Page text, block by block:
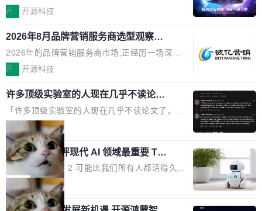
舰供电方案
继2026台北电脑展首度亮相后，技嘉科技近日正
电源专为发烧级DIY主机与本地AI算力平台打
造，整机长度仅16厘米，提供1600W额定功率
与80PLUS钛金能效；支持ATX 3.1与PCIe 5.1
实时LCD监控屏，可充分满足当下高阶PC主机
的严苛使用需求。 澎湃功率，紧凑机身 钛金雕1
600PG5 AI TOP具备强悍输出功率，同时实现
机身尺寸大幅精简。整机长度仅16厘米，属于同
功率段机身尺寸十分紧凑的1600W电源产品。小
巧机身有效提升市面主流标准A...
开 开源科技
2026年8月品牌营销服务商选型观察：
从流量思维到品牌资产思维的范式转移
2026年的品牌营销服务商市场,正经历一场深刻
的价值重构。全球全案品牌代理机构市场从2025
复合增长率达5.44%,预计2032年将突破120亿美
元。数字广告与公共关系相关服务市场更是从20
25年的8463亿美元扩张至2026年的8763亿美
元。数字的背后是一个清晰的事实——品牌对专
业化营销服务的需求从未如此迫切。 但市场扩容
的同时,服务商的竞争逻辑正在改变。2026年Top
Agency年度合辑的观察指出,“产品”这个离消费
者最近的载体,在整个品牌营销层面的权重显著变
高了。全域营销服务商的竞争正在从规模转向深
开 开源科技
许多顶级实验室的人现在几乎不读论文
了
「许多顶级实验室的人现在几乎不读论文了，而
且他们认为 ICLR/ICML/NeurIPS 充斥着大量过
度宣传和欺诈。」 OpenAI 研究员 Keller Jorda
n 这条推文引发了广泛讨论。他不是在说风凉
话，他是说出了一个圈内人尽皆知但很少公开捅
破的事实。 Jordan 随后补充了一句软化声明：
「我不认为这些会议上大部分论文都在过度宣传
或造假。问题是，作为读者，如果你筛选出那些
局
xAI 前工程师评现代 AI 领域最重要 Top
3 开源项目
Flash Attention 2 可能比我们所有人都活得久。
这句话不是来自某个技术博客，而是出自 Hieu
Pham 的一条推文。Hieu Pham 是谁？他是 xAI
局